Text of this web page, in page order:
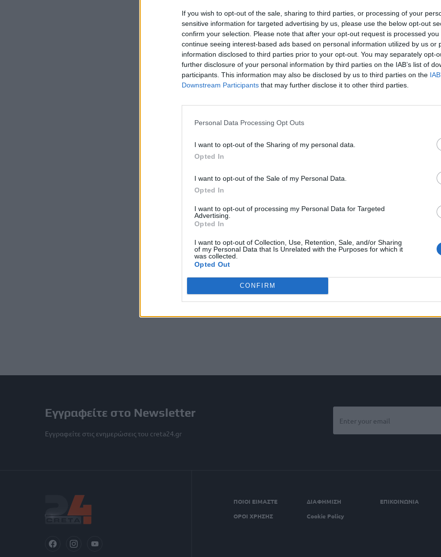
If you wish to opt-out of the sale, sharing to third parties, or processing of your
sensitive information for targeted advertising by us, please use the below opt-out
confirm your selection. Please note that after your opt-out request is processed you
continue seeing interest-based ads based on personal information utilized by us or
information disclosed to third parties prior to your opt-out. You may separately opt-
further disclosure of your personal information by third parties on the IAB’s list of
participants. This information may also be disclosed by us to third parties on the
Downstream Participants that may further disclose it to other third parties.
Personal Data Processing Opt Outs
I want to opt-out of the Sharing of my personal data.
Opted In
I want to opt-out of the Sale of my Personal Data.
Opted In
I want to opt-out of processing my Personal Data for Targeted
Advertising.
Opted In
I want to opt-out of Collection, Use, Retention, Sale, and/or Sharing
of my Personal Data that Is Unrelated with the Purposes for which it
was collected.
Opted Out
CONFIRM
Εγγραφείτε στο Newsletter
Εγγραφείτε στις ενημερώσεις του creta24.gr
ΠΟΙΟΙ ΕΙΜΑΣΤΕ ΔΙΑΦΗΜΙΣΗ
ΕΠΙΚΟΙΝΩΝΙΑ
ΟΡΟΙ ΧΡΗΣΗΣ
Cookie Policy